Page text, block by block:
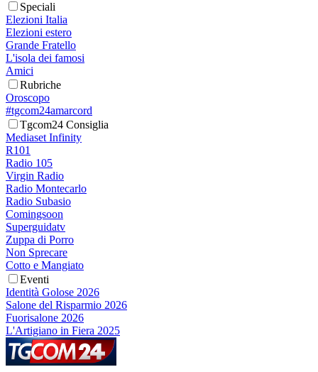
Speciali
Elezioni Italia
Elezioni estero
Grande Fratello
L'isola dei famosi
Amici
Rubriche
Oroscopo
#tgcom24amarcord
Tgcom24 Consiglia
Mediaset Infinity
R101
Radio 105
Virgin Radio
Radio Montecarlo
Radio Subasio
Comingsoon
Superguidatv
Zuppa di Porro
Non Sprecare
Cotto e Mangiato
Eventi
Identità Golose 2026
Salone del Risparmio 2026
Fuorisalone 2026
L'Artigiano in Fiera 2025